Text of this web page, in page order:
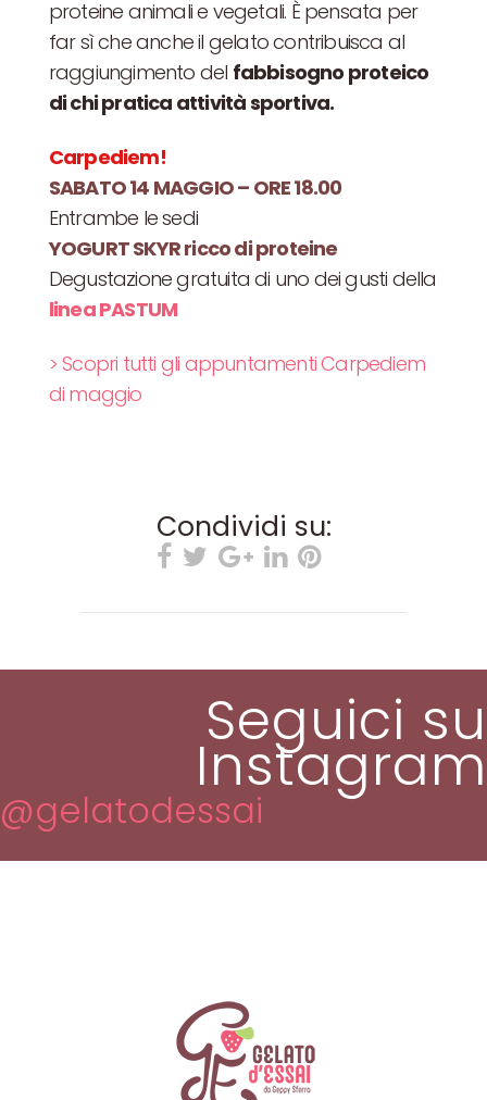
proteine animali e vegetali. È pensata per
far sì che anche il gelato contribuisca al
raggiungimento del fabbisogno proteico
di chi pratica attività sportiva.
Carpediem!
SABATO 14 MAGGIO – ORE 18.00
Entrambe le sedi
YOGURT SKYR ricco di proteine
Degustazione gratuita di uno dei gusti della
linea PASTUM
> Scopri tutti gli appuntamenti Carpediem
di maggio
Condividi su:
Seguici su
Instagram
@gelatodessai